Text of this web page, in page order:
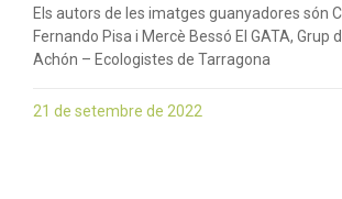
Els autors de les imatges guanyadores són
Fernando Pisa i Mercè Bessó El GATA, Grup
Achón – Ecologistes de Tarragona
21 de setembre de 2022